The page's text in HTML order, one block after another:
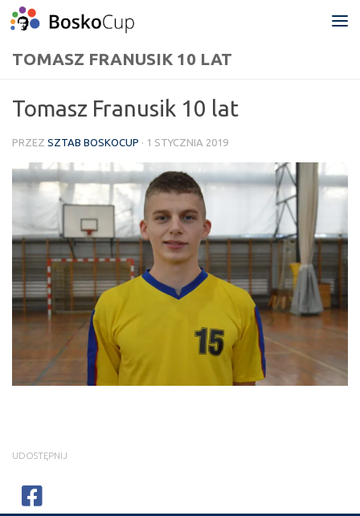
Przejdź do treści
TOMASZ FRANUSIK 10 LAT
Tomasz Franusik 10 lat
PRZEZ SZTAB BOSKOCUP · 1 STYCZNIA 2019
UDOSTĘPNIJ